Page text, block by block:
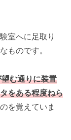
室へに足取り
ものです。
む通りに装置
をある程度ねら
のを覚えていま